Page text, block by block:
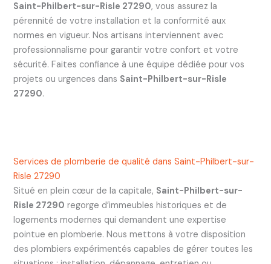
Saint-Philbert-sur-Risle 27290, vous assurez la
pérennité de votre installation et la conformité aux
normes en vigueur. Nos artisans interviennent avec
professionnalisme pour garantir votre confort et votre
sécurité. Faites confiance à une équipe dédiée pour vos
projets ou urgences dans Saint-Philbert-sur-Risle
27290.
Services de plomberie de qualité dans Saint-Philbert-sur-
Risle 27290
Situé en plein cœur de la capitale, Saint-Philbert-sur-
Risle 27290 regorge d’immeubles historiques et de
logements modernes qui demandent une expertise
pointue en plomberie. Nous mettons à votre disposition
des plombiers expérimentés capables de gérer toutes les